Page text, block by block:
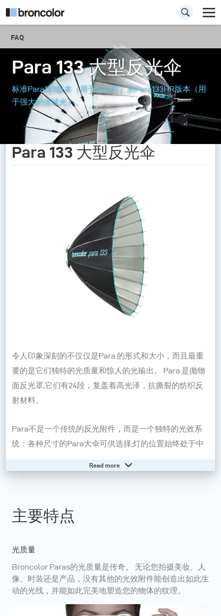
FAQ
Para 133 大型反光伞
标准Para133版本（用于闪光灯）和Para133HR版本（用
于强大的连续光）。
Para 133 大型反光伞
令人印象深刻的不仅仅是Para 的形式和大小，而且最重
要的是它们独特的光质量和惊人的光输出。 Para 是抛物
面反光罩;它们有24段，复盖着高光泽，抗撕裂的纺织反
射材料。
Para不是一个传统的反光附件，而是一个独特的光效系
统：各种尺寸的Para大伞可供选择;灯的位置始终处于中
度的柔光布及一款光栅布可供选择; 没有其他的光效附件
有了broncolor Para家族，每次拍摄都可輕易成功地完
完全兼容broncolor和第三方闪光灯设备-最高水平的无限
Read more
主要特点
光质量
Broncolor Paras的光质量是传奇。 无论您拍摄美妆、人
像、时装还是产品，没有其他的光效附件能创造出如此生
动的光线，并能如此完美地塑造您的物体的纹理。